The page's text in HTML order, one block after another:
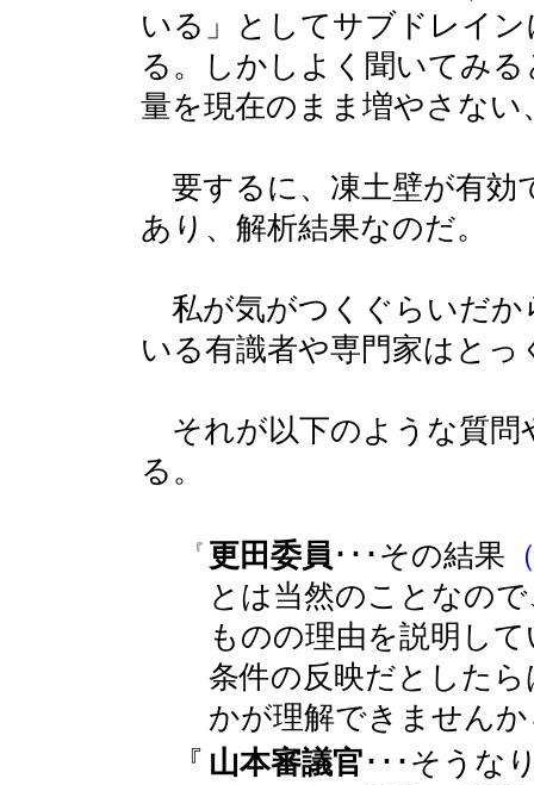
いる」としてサブドレイ
る。しかしよく聞いてみ
量を現在のまま増やさな
要するに、凍土壁が有効
あり、解析結果なのだ。
私が気がつくぐらいだか
いる有識者や専門家はと
それが以下のような質問
る。
『 更田委員 ･･･その結果
とは当然のことなの
ものの理由を説明し
条件の反映だとした
かが理解できませんか
『 山本審議官･･･そうな